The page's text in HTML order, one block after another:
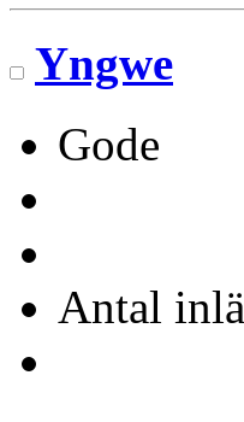
Yngwe
Gode
Antal